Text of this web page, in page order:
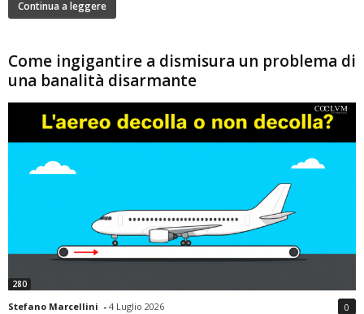
Continua a leggere
Come ingigantire a dismisura un problema di
una banalità disarmante
280
Stefano Marcellini - 4 Luglio 2026 0